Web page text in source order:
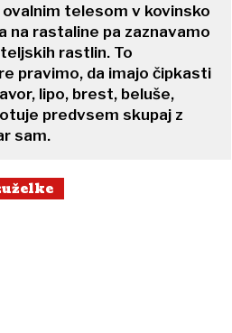
telesom v kovinsko
na rastaline pa zaznavamo
rastlin. To
pravimo, da imajo čipkasti
lipo, brest, beluše,
predvsem skupaj z
sam.